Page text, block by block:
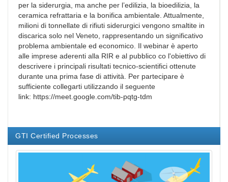
per la siderurgia, ma anche per l’edilizia, la bioedilizia, la
ceramica refrattaria e la bonifica ambientale. Attualmente,
milioni di tonnellate di rifiuti siderurgici vengono smaltite in
discarica solo nel Veneto, rappresentando un significativo
problema ambientale ed economico. Il webinar è aperto
alle imprese aderenti alla RIR e al pubblico co l'obiettivo di
descrivere i principali risultati tecnico-scientifici ottenute
durante una prima fase di attività. Per partecipare è
sufficiente collegarti utilizzando il seguente
link: https://meet.google.com/tib-pqtg-tdm
GTI Certified Processes